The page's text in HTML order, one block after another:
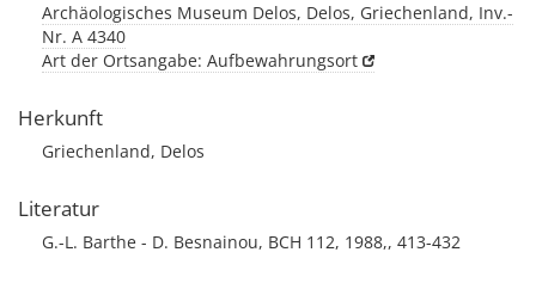
Archäologisches Museum Delos, Delos, Griechenland, Inv.-
Nr. A 4340
Art der Ortsangabe: Aufbewahrungsort
Herkunft
Griechenland, Delos
Literatur
G.-L. Barthe - D. Besnainou, BCH 112, 1988,, 413-432